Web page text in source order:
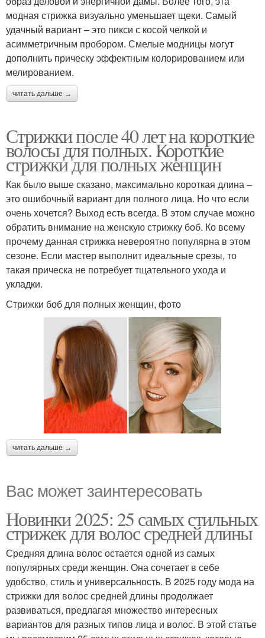
модная стрижка визуально уменьшает щеки. Самый
удачный вариант – это пикси с косой челкой и
асимметричным пробором. Смелые модницы могут
дополнить прическу эффектным колорированием или
мелированием.
читать дальше →
Стрижки после 40 лет на короткие
волосы для полных. Короткие
стрижки для полных женщин
Как было выше сказано, максимально короткая длина –
это ошибочный вариант для полного лица. Но что если
очень хочется? Выход есть всегда. В этом случае можно
обратить внимание на женскую стрижку боб. Ко всему
прочему данная стрижка невероятно популярна в этом
сезоне. Если мастер выполнит идеальные срезы, то
такая прическа не потребует тщательного ухода и
укладки.
Стрижки боб для полных женщин, фото
читать дальше →
Вас может заинтересовать
Новинки 2025: 25 самых стильных
стрижек для волос средней длины
Средняя длина волос остается одной из самых
популярных среди женщин. Она сочетает в себе
удобство, стиль и универсальность. В 2025 году мода на
стрижки для волос средней длины продолжает
развиваться, предлагая множество интересных
вариантов для разных типов лица и волос. В этой статье